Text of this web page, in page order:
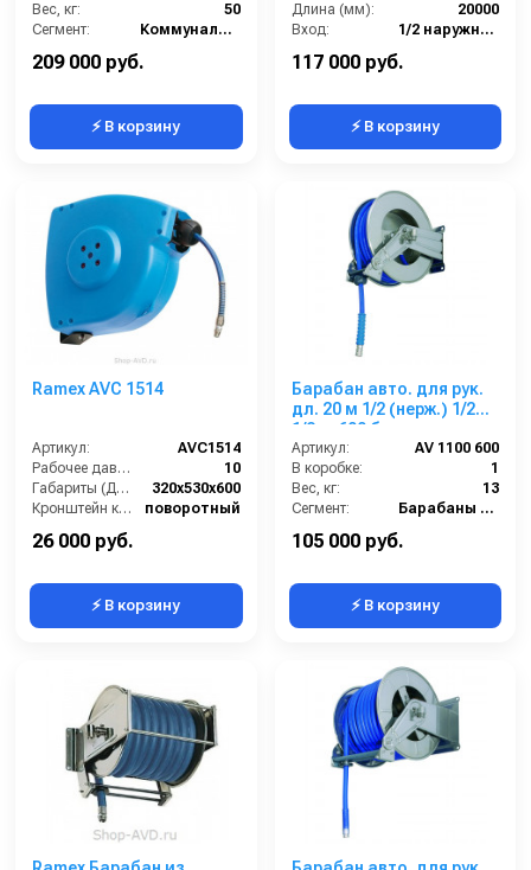
Вес, кг:
50
Сегмент:
Коммунальный сегмент
209 000 руб.
⚡ В корзину
Длина (мм):
20000
Вход:
1/2 наружняя резьба
117 000 руб.
⚡ В корзину
Ramex AVС 1514
Артикул:
AVC1514
Рабочее давление (бар):
10
Габариты (ДхШхВ):
320x530x600
Кронштейн катушки:
поворотный
Наличие шланга:
26 000 руб.
⚡ В корзину
Барабан авто. для рук.
дл. 20 м 1/2 (нерж.) 1/2ш.
1/2ш. 600 бар нерж.
Артикул:
AV 1100 600
В коробке:
1
Вес, кг:
13
Сегмент:
Барабаны Ramex
105 000 руб.
⚡ В корзину